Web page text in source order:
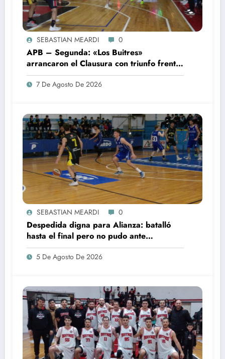
SEBASTIAN MEARDI 0
APB – Segunda: «Los Buitres»
arrancaron el Clausura con triunfo frente
a Sp. Rojas
7 De Agosto De 2026
SEBASTIAN MEARDI 0
Despedida digna para Alianza: batalló
hasta el final pero no pudo ante
Argentino, que es semifinalista
5 De Agosto De 2026